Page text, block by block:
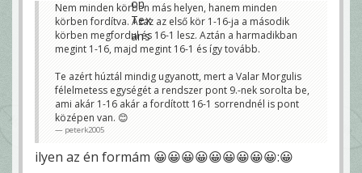
Nem minden körben más helyen, hanem minden
körben fordítva. Azaz az első kör 1-16-ja a második
körben megfordul és 16-1 lesz. Aztán a harmadikban
megint 1-16, majd megint 16-1 és így tovább.
Te azért húztál mindig ugyanott, mert a Valar Morgulis
félelmetess egységét a rendszer pont 9.-nek sorolta be,
ami akár 1-16 akár a fordított 16-1 sorrendnél is pont
középen van. 😊
peterk2005
ilyen az én formám 😀😀😀😀😀😀😀😀😀:😀